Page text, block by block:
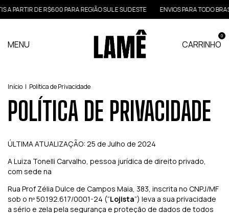
DE R$600 PARA REGIÃO SUL E SUDESTE ENVIOS PARA TODO BRASIL
MENU CARRINHO
0
Início | Política de Privacidade
POLÍTICA DE PRIVACIDADE
ÚLTIMA ATUALIZAÇÃO: 25 de Julho de 2024
A Luiza Tonelli Carvalho, pessoa jurídica de direito privado,
com sede na
Rua Prof Zélia Dulce de Campos Maia, 383, inscrita no CNPJ/MF
sob o nº 50.192.617/0001-24 (“Lojista”) leva a sua privacidade
a sério e zela pela segurança e proteção de dados de todos